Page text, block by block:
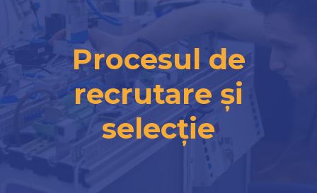
Procesul de
recrutare și
selecție